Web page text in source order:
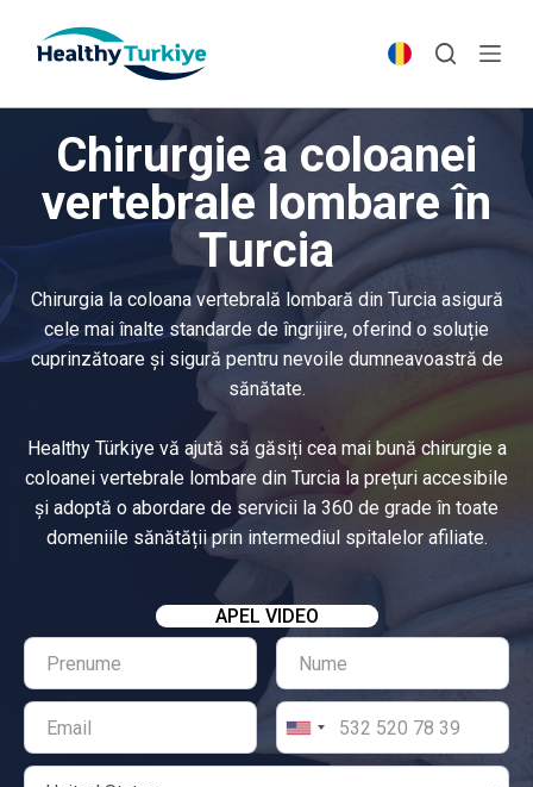
p
n
Chirurgie a coloanei
vertebrale lombare în
Turcia
Chirurgia la coloana vertebrală lombară din Turcia asigură
cele mai înalte standarde de îngrijire, oferind o soluție
cuprinzătoare și sigură pentru nevoile dumneavoastră de
sănătate.
Healthy Türkiye vă ajută să găsiți cea mai bună chirurgie a
coloanei vertebrale lombare din Turcia la prețuri accesibile
și adoptă o abordare de servicii la 360 de grade în toate
domeniile sănătății prin intermediul spitalelor afiliate.
APEL VIDEO